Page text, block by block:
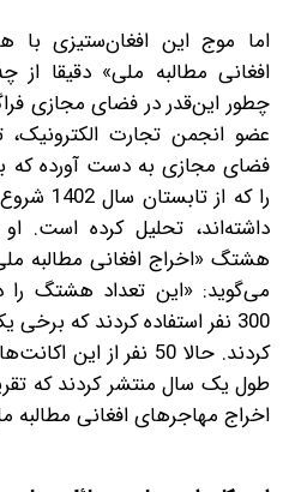
اما موج این افغان‌ستیزی
افغانی مطالبه ملی» دقیقا
چطور این‌قدر در فضای مجازی
عضو انجمن تجارت الکترونیک،
را که از
داشته‌اند، تحلیل کرده است. او
هشتگ «اخراج افغانی مطالبه
می‌گوید: «این تعداد هشتگ را
طول یک سال منتشر کردند که
اخراج مهاجرهای افغانی‌